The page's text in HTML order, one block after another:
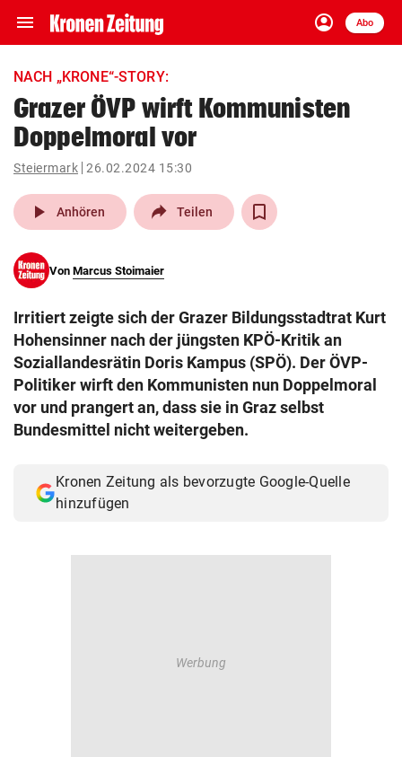
menu Navigation
ein-/ausklappen
account_circle
Anmelden
Abo
close Schließen
account_circle Anmelden
pin_drop
Wien arrow_right
search
eingeben
© Krone Multimedia GmbH & Co KG 2026
Muthgasse 2, 1190 Wien
NACH „KRONE“-STORY:
Grazer ÖVP wirft Kommunisten
Doppelmoral vor
Steiermark 26.02.2024 15:30
play_arrow Anhören Teilen
Von Marcus Stoimaier
Irritiert zeigte sich der Grazer Bildungsstadtrat Kurt
Hohensinner nach der jüngsten KPÖ-Kritik an
Soziallandesrätin Doris Kampus (SPÖ). Der ÖVP-
Politiker wirft den Kommunisten nun Doppelmoral
vor und prangert an, dass sie in Graz selbst
Bundesmittel nicht weitergeben.
Kronen Zeitung als bevorzugte Google-Quelle
hinzufügen